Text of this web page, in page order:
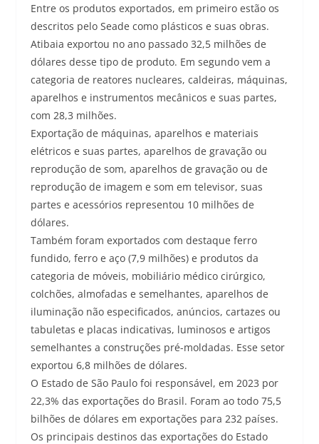
Entre os produtos exportados, em primeiro estão os
descritos pelo Seade como plásticos e suas obras.
Atibaia exportou no ano passado 32,5 milhões de
dólares desse tipo de produto. Em segundo vem a
categoria de reatores nucleares, caldeiras, máquinas,
aparelhos e instrumentos mecânicos e suas partes,
com 28,3 milhões.
Exportação de máquinas, aparelhos e materiais
elétricos e suas partes, aparelhos de gravação ou
reprodução de som, aparelhos de gravação ou de
reprodução de imagem e som em televisor, suas
partes e acessórios representou 10 milhões de
dólares.
Também foram exportados com destaque ferro
fundido, ferro e aço (7,9 milhões) e produtos da
categoria de móveis, mobiliário médico cirúrgico,
colchões, almofadas e semelhantes, aparelhos de
iluminação não especificados, anúncios, cartazes ou
tabuletas e placas indicativas, luminosos e artigos
semelhantes a construções pré-moldadas. Esse setor
exportou 6,8 milhões de dólares.
O Estado de São Paulo foi responsável, em 2023 por
22,3% das exportações do Brasil. Foram ao todo 75,5
bilhões de dólares em exportações para 232 países.
Os principais destinos das exportações do Estado